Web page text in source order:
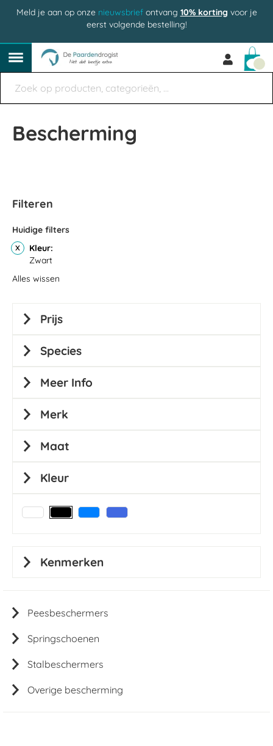
Meld je aan op onze nieuwsbriefontvang 10% korting voor je
eerst volgende bestelling!
Bescherming
Peesbeschermers
Springschoenen
Stalbeschermers
Overige bescherming
Filteren
Huidige filters
Kleur
Zwart
Alles wissen
Prijs
Species
Meer Info
Merk
Maat
Kleur
Kenmerken